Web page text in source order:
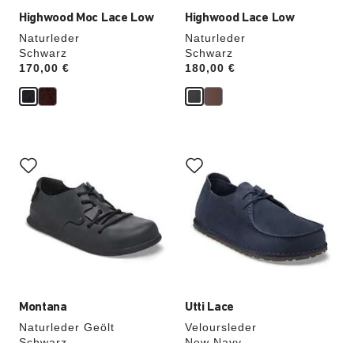
Highwood Moc Lace Low
Naturleder
Schwarz
Price:
170,00 €
Highwood Lace Low
Naturleder
Schwarz
Price:
180,00 €
Montana
Naturleder Geölt
Anklicken
der
Farben
werden
die
Produktbilder
aktualisiert.
Utti Lace
Veloursleder
Anklicken
der
Farben
werden
die
Produktbilder
aktualisiert.